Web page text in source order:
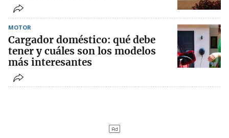
MOTOR
Cargador doméstico: qué debe
tener y cuáles son los modelos
más interesantes